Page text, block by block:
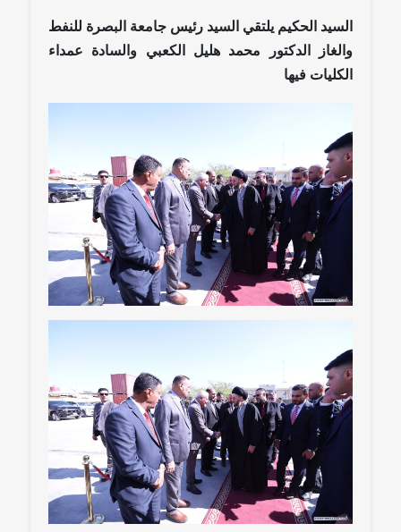
السيد الحكيم يلتقي السيد رئيس جامعة البصرة للنفط
والغاز الدكتور محمد هليل الكعبي والسادة عمداء
الكليات فيها